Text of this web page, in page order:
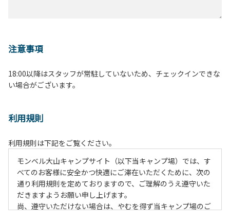
注意事項
18:00以降はスタッフが常駐していないため、チェックインできな
い場合がございます。
利用規則
利用規則は下記をご覧ください。
モンベル大山キャンプサイト（以下当キャンプ場）では、す
べてのお客様に安全かつ快適にご滞在いただくために、次の
通り利用規則を定めておりますので、ご理解のうえ遵守いた
だきますようお願い申し上げます。
尚、遵守いただけない場合は、やむを得ず当キャンプ場のご